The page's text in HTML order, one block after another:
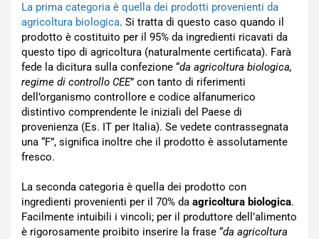
La prima categoria è quella dei prodotti provenienti da
agricoltura biologica. Si tratta di questo caso quando il
prodotto è costituito per il 95% da ingredienti ricavati da
questo tipo di agricoltura (naturalmente certificata). Farà
fede la dicitura sulla confezione “da agricoltura biologica,
regime di controllo CEE” con tanto di riferimenti
dell’organismo controllore e codice alfanumerico
distintivo comprendente le iniziali del Paese di
provenienza (Es. IT per Italia). Se vedete contrassegnata
una “F”, significa inoltre che il prodotto è assolutamente
fresco.
La seconda categoria è quella dei prodotto con
ingredienti provenienti per il 70% da agricoltura biologica.
Facilmente intuibili i vincoli; per il produttore dell’alimento
è rigorosamente proibito inserire la frase “da agricoltura